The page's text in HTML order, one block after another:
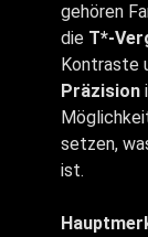
gehören
die T*-
Kontraste
Präzision
setzen,
ist.